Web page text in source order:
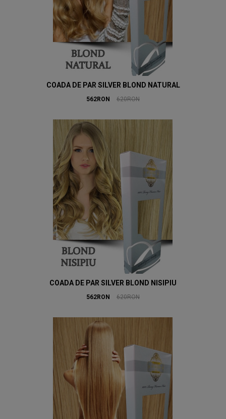
COADA DE PAR SILVER BLOND NATURAL
562RON 620RON
COADA DE PAR SILVER BLOND NISIPIU
562RON 620RON